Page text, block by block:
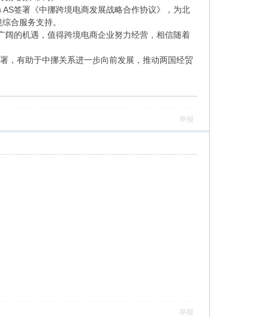
签署《中挪跨境电商发展战略合作协议》，为北
合服务支持。
的机遇，值得跨境电商企业努力经营，相信随着
有助于中挪关系进一步向前发展，推动两国经贸
举报
举报